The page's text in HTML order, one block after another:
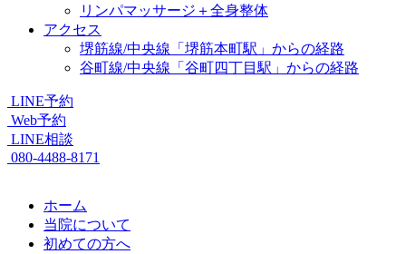
リンパマッサージ＋全身整体
アクセス
堺筋線/中央線「堺筋本町駅」からの経路
谷町線/中央線「谷町四丁目駅」からの経路
LINE予約
Web予約
LINE相談
080-4488-8171
ホーム
当院について
初めての方へ